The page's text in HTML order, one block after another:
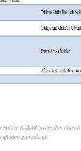
Hatice KASAR tarafından eklendi ,
güncellendi.